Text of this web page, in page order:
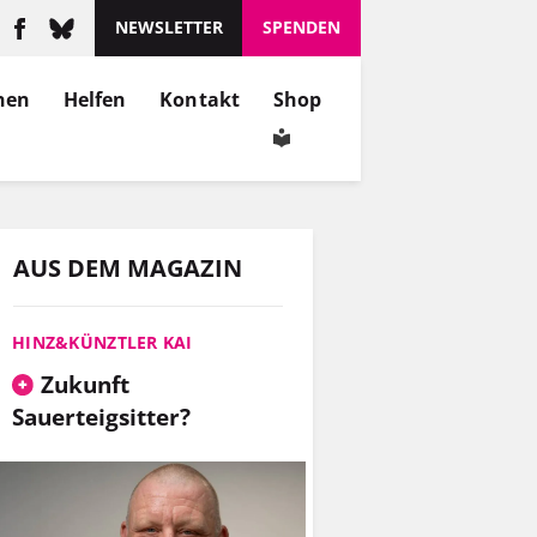
NEWSLETTER SPENDEN
Helfen Kontakt Shop
AUS DEM MAGAZIN
HINZ&KÜNZTLER KAI
Zukunft
Sauerteigsitter?